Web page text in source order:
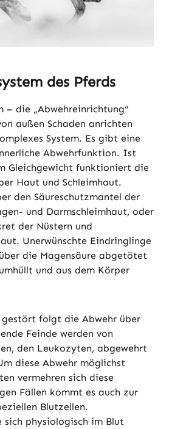
des Pferds
– die „Abwehreinrichtung“
außen Schaden anrichten
System. Es gibt eine
Abwehrfunktion. Ist
Gleichgewicht funktioniert die
Haut und Schleimhaut.
den Säureschutzmantel der
und Darmschleimhaut, oder
der Nüstern und
Unerwünschte Eindringlinge
die Magensäure abgetötet
und aus dem Körper
gestört folgt die Abwehr über
Feinde werden von
den Leukozyten, abgewehrt
diese Abwehr möglichst
vermehren sich diese
Fällen kommt es auch zur
Blutzellen.
physiologisch im Blut